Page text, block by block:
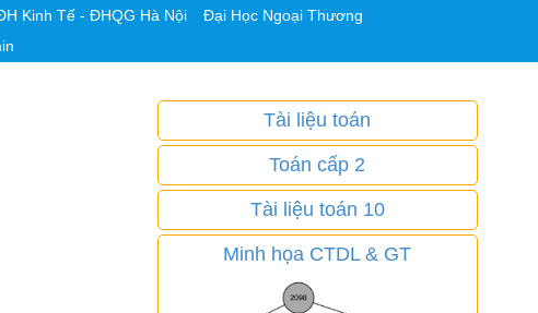
Kinh Tế - ĐHQG Hà Nội
Đại Học Ngoại Thương
Tài liệu toán
Toán cấp 2
Tài liệu toán 10
Minh họa CTDL & GT